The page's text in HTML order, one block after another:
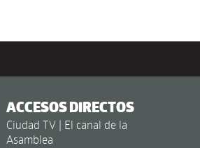
ACCESOS DIRECTOS
Ciudad TV | El canal de la
Asamblea